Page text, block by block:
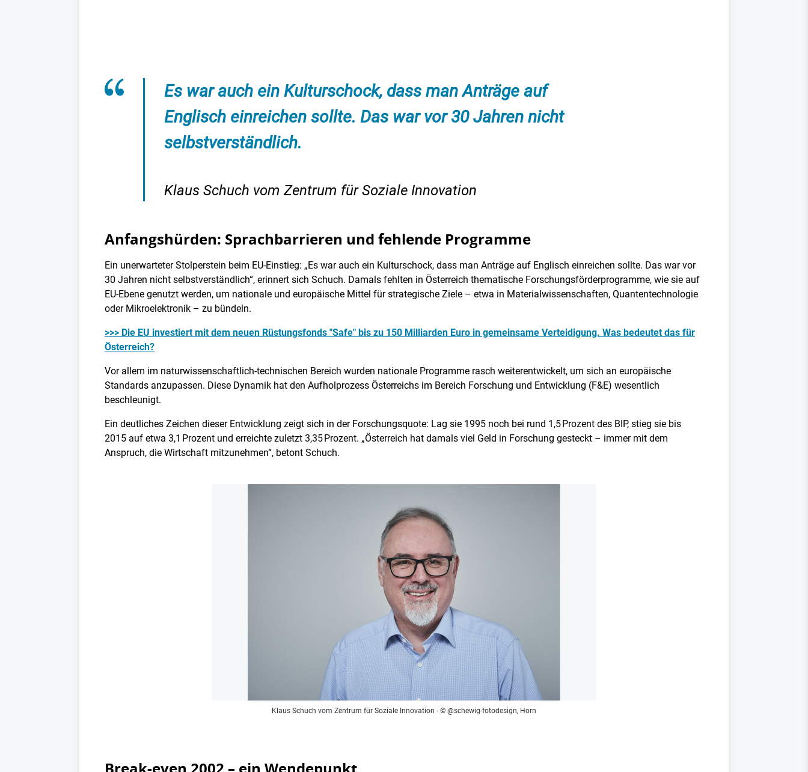
Es war auch ein Kulturschock, dass man Anträge auf
Englisch einreichen sollte. Das war vor 30 Jahren nicht
selbstverständlich.
Klaus Schuch vom Zentrum für Soziale Innovation
Anfangshürden: Sprachbarrieren und fehlende Programme
Ein unerwarteter Stolperstein beim EU-Einstieg: „Es war auch ein Kulturschock, dass man Anträge auf Englisch einreichen sollte. Das war vor
30 Jahren nicht selbstverständlich“, erinnert sich Schuch. Damals fehlten in Österreich thematische Forschungsförderprogramme, wie sie auf
EU-Ebene genutzt werden, um nationale und europäische Mittel für strategische Ziele – etwa in Materialwissenschaften, Quantentechnologie
oder Mikroelektronik – zu bündeln.
>>> Die EU investiert mit dem neuen Rüstungsfonds "Safe" bis zu 150 Milliarden Euro in gemeinsame Verteidigung. Was bedeutet das für
Österreich?
Vor allem im naturwissenschaftlich-technischen Bereich wurden nationale Programme rasch weiterentwickelt, um sich an europäische
Standards anzupassen. Diese Dynamik hat den Aufholprozess Österreichs im Bereich Forschung und Entwicklung (F&E) wesentlich
beschleunigt.
Ein deutliches Zeichen dieser Entwicklung zeigt sich in der Forschungsquote: Lag sie 1995 noch bei rund 1,5 Prozent des BIP, stieg sie bis
2015 auf etwa 3,1 Prozent und erreichte zuletzt 3,35 Prozent. „Österreich hat damals viel Geld in Forschung gesteckt – immer mit dem
Anspruch, die Wirtschaft mitzunehmen“, betont Schuch.
Klaus Schuch vom Zentrum für Soziale Innovation - © @schewig-fotodesign, Horn